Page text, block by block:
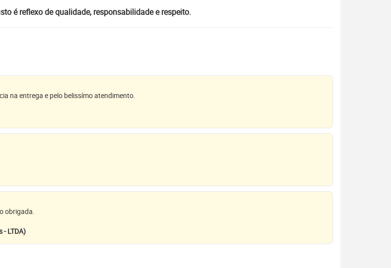
é reflexo de qualidade, responsabilidade e respeito.
na entrega e pelo belissímo atendimento.
obrigada.
- LTDA)